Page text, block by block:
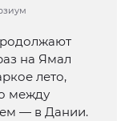
на Ямал
лето,
между
— в Дании.